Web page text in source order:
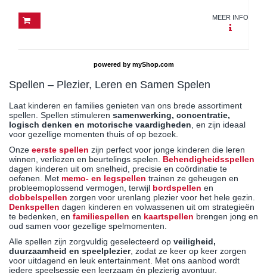
MEER INFO
powered by myShop.com
Spellen – Plezier, Leren en Samen Spelen
Laat kinderen en families genieten van ons brede assortiment
spellen. Spellen stimuleren samenwerking, concentratie,
logisch denken en motorische vaardigheden, en zijn ideaal
voor gezellige momenten thuis of op bezoek.
Onze eerste spellen zijn perfect voor jonge kinderen die leren
winnen, verliezen en beurtelings spelen. Behendigheidsspellen
dagen kinderen uit om snelheid, precisie en coördinatie te
oefenen. Met memo- en legspellen trainen ze geheugen en
probleemoplossend vermogen, terwijl bordspellen en
dobbelspellen zorgen voor urenlang plezier voor het hele gezin.
Denkspellen dagen kinderen en volwassenen uit om strategieën
te bedenken, en familiespellen en kaartspellen brengen jong en
oud samen voor gezellige spelmomenten.
Alle spellen zijn zorgvuldig geselecteerd op veiligheid,
duurzaamheid en speelplezier, zodat ze keer op keer zorgen
voor uitdagend en leuk entertainment. Met ons aanbod wordt
iedere speelsessie een leerzaam én plezierig avontuur.